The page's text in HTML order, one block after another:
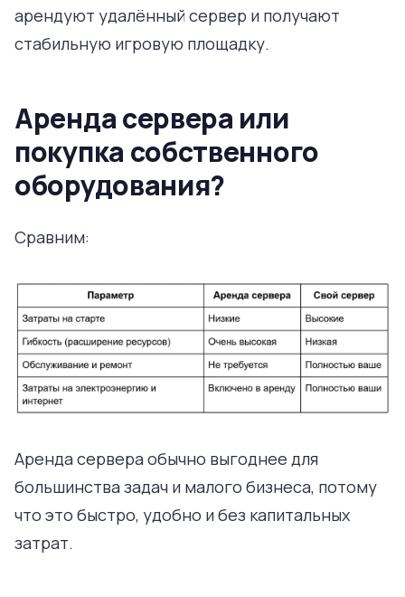
арендуют удалённый сервер и получают
стабильную игровую площадку.
Аренда сервера или
покупка собственного
оборудования?
Сравним:
Аренда сервера обычно выгоднее для
большинства задач и малого бизнеса, потому
что это быстро, удобно и без капитальных
затрат.